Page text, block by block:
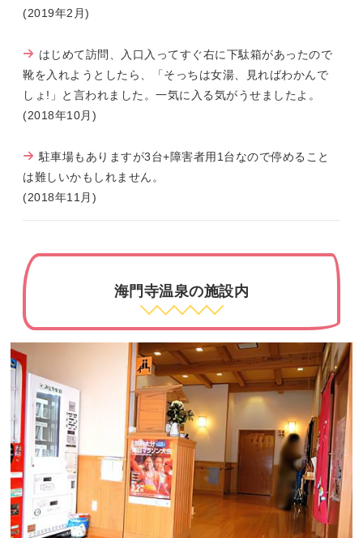
(2019年2月)
はじめて訪問、入口入ってすぐ右に下駄箱があったので
靴を入れようとしたら、「そっちは女湯、見ればわかんで
しょ!」と言われました。一気に入る気がうせましたよ。
(2018年10月)
駐車場もありますが3台+障害者用1台なので停めること
は難しいかもしれません。
(2018年11月)
海門寺温泉の施設内